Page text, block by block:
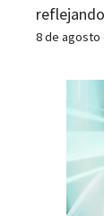
8 de agosto